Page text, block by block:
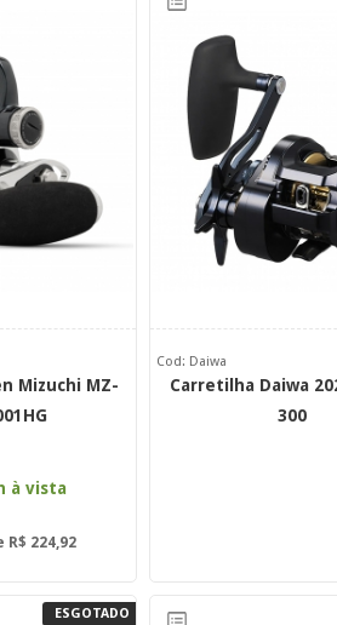
Mizuchi MZ-
à vista
R$ 224,92
Cod: Daiwa
Carretilha Daiwa
300
ESGOTADO